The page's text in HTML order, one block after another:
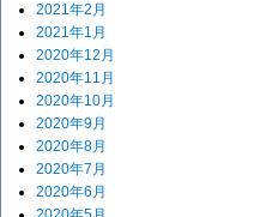
2021年2月
2021年1月
2020年12月
2020年11月
2020年10月
2020年9月
2020年8月
2020年7月
2020年6月